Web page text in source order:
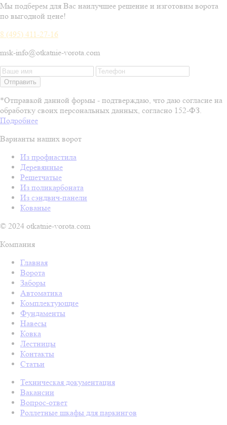
Мы подберем для Вас наилучшее решение и изготовим ворота
по выгодной цене!
8 (495) 411-27-16
msk-info@otkatnie-vorota.com
Отправить
*Отправкой данной формы - подтверждаю, что даю согласие на
обработку своих персональных данных, согласно 152-ФЗ.
Подробнее
Варианты наших ворот
Из профнастила
Деревянные
Решетчатые
Из поликарбоната
Из сэндвич-панели
Кованые
© 2024 otkatnie-vorota.com
Компания
Главная
Ворота
Заборы
Автоматика
Комплектующие
Фундаменты
Навесы
Ковка
Лестницы
Контакты
Статьи
Техническая документация
Вакансии
Вопрос-ответ
Роллетные шкафы для паркингов